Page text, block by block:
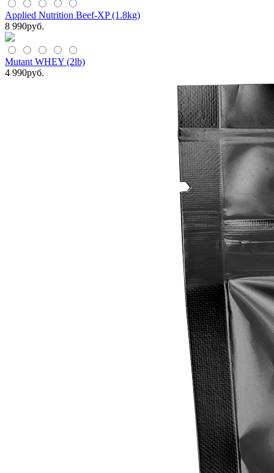
Applied Nutrition Beef-XP (1.8kg)
8 990руб.
Mutant WHEY (2lb)
4 990руб.